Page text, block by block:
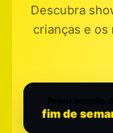
Descubra
crianças e os
fim de